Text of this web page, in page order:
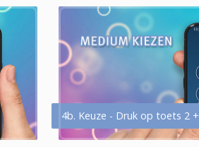
4b. Keuze - Druk op toets 2 +